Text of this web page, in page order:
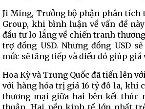
Ji Ming, Trưởng bộ phận phân tích
Group, khi bình luận về vấn đề
đầu tư lo lắng về chiến tranh
trợ đồng USD. Nhưng đồng USD
mức sẽ tăng tiếp và điều đó giúp giá
Hoa Kỳ và Trung Quốc đã tiến lên
với hàng hóa trị giá 16 tỷ đô la, khi
thương mại giữa hai bên kết thúc
thuận. Hai nền kinh tế lớn nhất